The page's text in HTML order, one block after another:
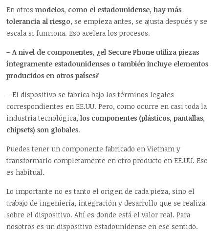
En otrosmodelos, como el estadounidense, hay más
tolerancia al riesgo, se empieza antes, se ajusta después y se
escala si funciona. Eso acelera los procesos.
– A nivel de componentes, ¿el Secure Phone utiliza piezas
íntegramente estadounidenses o también incluye elementos
producidos en otros países?
– El dispositivo se fabrica bajo los términos legales
correspondientes en EE.UU. Pero, como ocurre en casi toda la
industria tecnológica,los componentes (plásticos, pantallas,
chipsets) son globales.
Puedes tener un componente fabricado en Vietnam y
transformarlo completamente en otro producto en EE.UU. Eso
es habitual.
Lo importante no es tanto el origen de cada pieza, sino el
trabajo de ingeniería, integración y desarrollo que se realiza
sobre el dispositivo. Ahí es donde está el valor real. Para
nosotros es un dispositivo estadounidense en ese sentido.